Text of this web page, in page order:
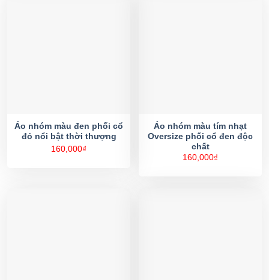
Áo nhóm màu đen phối cổ
đỏ nổi bật thời thượng
160,000₫
Áo nhóm màu tím nhạt
Oversize phối cổ đen độc
chất
160,000₫